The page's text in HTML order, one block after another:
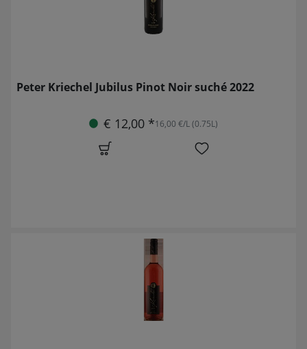
Peter Kriechel Jubilus Pinot Noir suché 2022
€ 12,00 *16,00 €/L (0.75L)